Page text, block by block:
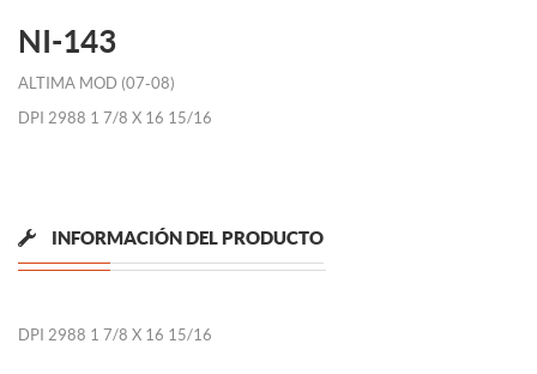
NI-143
ALTIMA MOD (07-08)
DPI 2988 1 7/8 X 16 15/16
INFORMACIÓN DEL PRODUCTO
DPI 2988 1 7/8 X 16 15/16